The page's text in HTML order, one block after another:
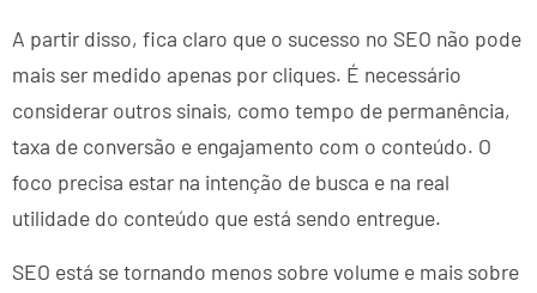
A partir disso, fica claro que o sucesso no SEO não pode
mais ser medido apenas por cliques. É necessário
considerar outros sinais, como tempo de permanência,
taxa de conversão e engajamento com o conteúdo. O
foco precisa estar na intenção de busca e na real
utilidade do conteúdo que está sendo entregue.
SEO está se tornando menos sobre volume e mais sobre